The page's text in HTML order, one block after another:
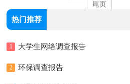
尾页
热门推荐
1 大学生网络调查报告
2 环保调查报告